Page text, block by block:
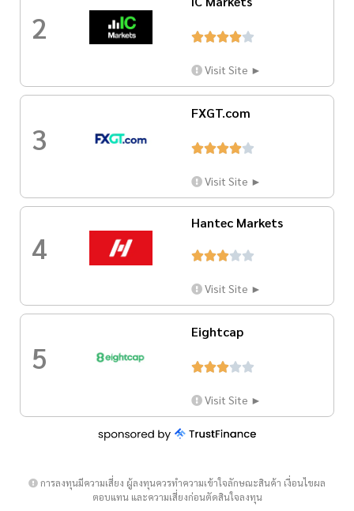
2 
Visit Site ►
3
FXGT.com

Visit Site ►
4
Hantec Markets

Visit Site ►
5
Eightcap

Visit Site ►
การลงทุนมีความเสี่ยง ผู้ลงทุนควรทำความเข้าใจลักษณะสินค้า เงื่อนไขผล
ตอบแทน และความเสี่ยงก่อนตัดสินใจลงทุน